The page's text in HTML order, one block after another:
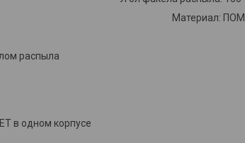
Материал: ПОМ
распыла
в одном корпусе